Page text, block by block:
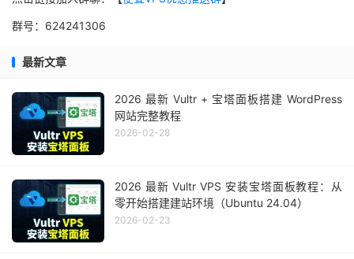
群号：624241306
最新文章
2026 最新 Vultr + 宝塔面板搭建 WordPress
网站完整教程
2026-02-28
2026 最新 Vultr VPS 安装宝塔面板教程：从
零开始搭建建站环境（Ubuntu 24.04）
2026-02-23